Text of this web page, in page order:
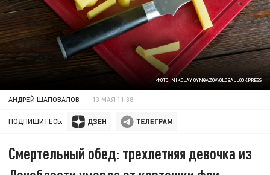
ФОТО: NIKOLAY GYNGAZOV/GLOBALLOOKPRESS
АНДРЕЙ ШАПОВАЛОВ 13 МАЯ 11:38
ПОДПИШИТЕСЬ:
Смертельный обед: трехлетняя девочка из